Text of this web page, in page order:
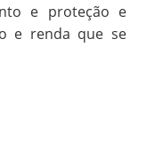
e proteção e
e renda que se